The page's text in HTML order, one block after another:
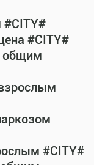
#CITY#
#CITY#
общим
#CITY#